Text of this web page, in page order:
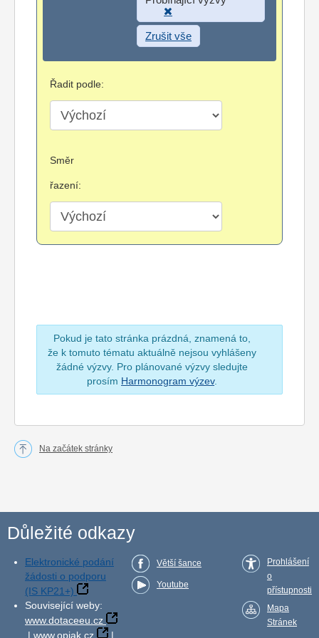
Zrušit vše
Řadit podle:
Směr
řazení:
Pokud je tato stránka prázdná, znamená to,
že k tomuto tématu aktuálně nejsou vyhlášeny
žádné výzvy. Pro plánované výzvy sledujte
prosím Harmonogram výzev.
Na začátek stránky
Důležité odkazy
Elektronické podání
žádosti o podporu
(IS KP21+)
Související weby:
www.dotaceeu.cz
| www.opjak.cz |
Větší šance
Youtube
Prohlášení
o
přístupnosti
Mapa
Stránek